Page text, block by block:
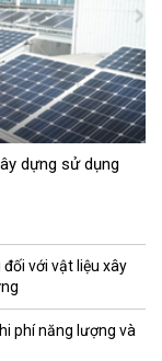
dựng sử dụng
với vật liệu xây
phí năng lượng và